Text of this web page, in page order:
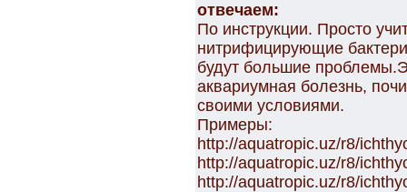
отвечаем:
По инструкции. Просто
нитрифицирующие
будут большие
аквариумная болезнь,
своими условиями.
Примеры:
http://aquatropic.uz/r8/
http://aquatropic.uz/r8/
http://aquatropic.uz/r8/